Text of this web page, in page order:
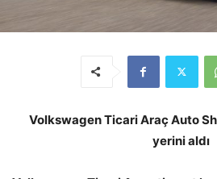
Volkswagen Ticari Araç Auto
yerini aldı